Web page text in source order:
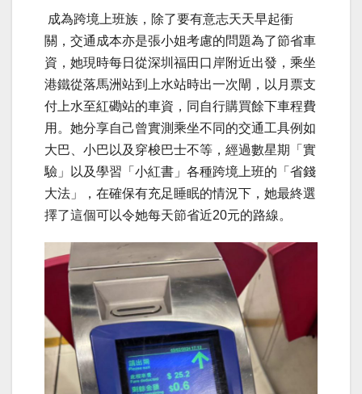
成為跨境上班族，除了要有意志天天早起衝
關，交通成本亦是張小姐考慮的問題為了節省車
資，她現時每日從深圳福田口岸附近出發，乘坐
港鐵從落馬洲站到上水站時出一次閘，以月票支
付上水至紅磡站的車資，同自行購買餘下車程費
用。她分享自己曾實測乘坐不同的交通工具例如
大巴、小巴以及穿梭巴士不等 ， 經過數星期「實
驗」以及學習「小紅書」各種跨境上班的「省錢
大法」，在確保有充足睡眠的情況下，她最終選
擇了這個可以令她每天節省近20元的路線。